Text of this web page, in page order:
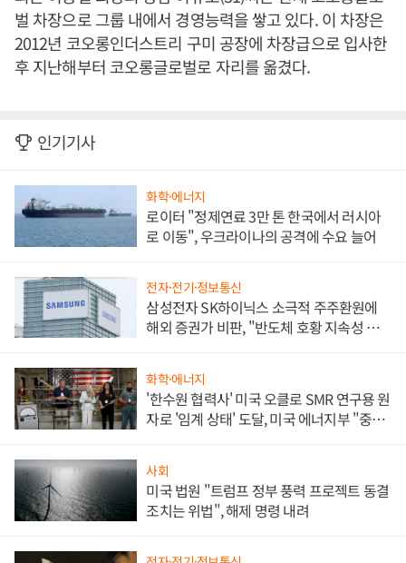
벌 차장으로 그룹 내에서 경영능력을 쌓고 있다. 이 차장은
2012년 코오롱인더스트리 구미 공장에 차장급으로 입사한
후 지난해부터 코오롱글로벌로 자리를 옮겼다.
인기기사
화학·에너지
로이터 "정제연료 3만 톤 한국에서 러시아
로 이동", 우크라이나의 공격에 수요 늘어
전자·전기·정보통신
삼성전자 SK하이닉스 소극적 주주환원에
해외 증권가 비판, "반도체 호황 지속성 의
화학·에너지
'한수원 협력사' 미국 오클로 SMR 연구용 원
자로 '임계 상태' 도달, 미국 에너지부 "중요
사회
미국 법원 "트럼프 정부 풍력 프로젝트 동결
조치는 위법", 해제 명령 내려